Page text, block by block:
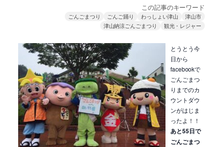
この記事のキーワード
ごんごまつり ごんご踊り わっしょい津山
津山市
津山納涼ごんごまつり
観光・レジャー
とうとう今
日から
facebookで
ごんごまつ
りまでのカ
ウントダウ
ンがはじま
ったよ！！
あと55日で
ごんごまつ